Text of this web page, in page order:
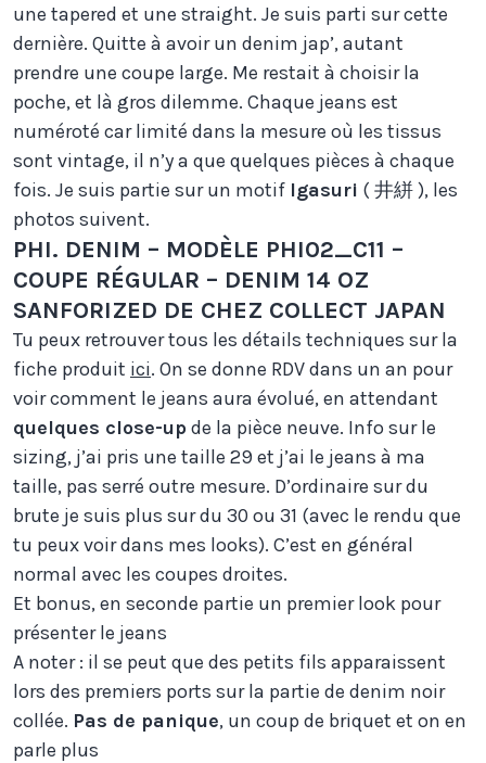
une tapered et une straight. Je suis parti sur cette
dernière. Quitte à avoir un denim jap’, autant
prendre une coupe large. Me restait à choisir la
poche, et là gros dilemme. Chaque jeans est
numéroté car limité dans la mesure où les tissus
sont vintage, il n’y a que quelques pièces à chaque
fois. Je suis partie sur un motif Igasuri ( 井絣 ), les
photos suivent.
PHI. DENIM – MODÈLE PHI02_C11 –
COUPE RÉGULAR – DENIM 14 OZ
SANFORIZED DE CHEZ COLLECT JAPAN
Tu peux retrouver tous les détails techniques sur la
fiche produit ici. On se donne RDV dans un an pour
voir comment le jeans aura évolué, en attendant
quelques close-upde la pièce neuve. Info sur le
sizing, j’ai pris une taille 29 et j’ai le jeans à ma
taille, pas serré outre mesure. D’ordinaire sur du
brute je suis plus sur du 30 ou 31 (avec le rendu que
tu peux voir dans mes looks). C’est en général
normal avec les coupes droites.
Et bonus, en seconde partie un premier look pour
présenter le jeans
A noter : il se peut que des petits fils apparaissent
lors des premiers ports sur la partie de denim noir
collée. Pas de panique, un coup de briquet et on en
parle plus